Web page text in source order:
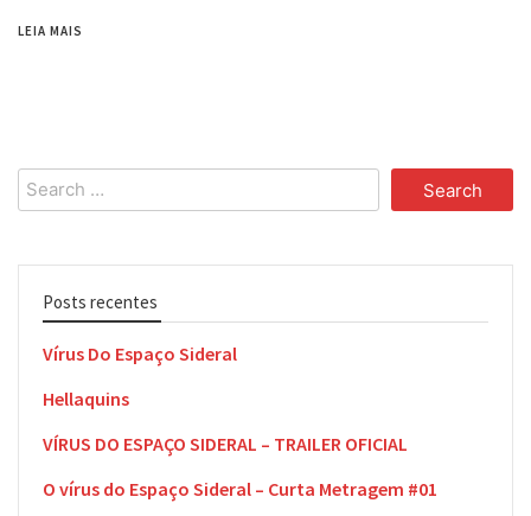
LEIA MAIS
Search
for:
Posts recentes
Vírus Do Espaço Sideral
Hellaquins
VÍRUS DO ESPAÇO SIDERAL – TRAILER OFICIAL
O vírus do Espaço Sideral – Curta Metragem #01